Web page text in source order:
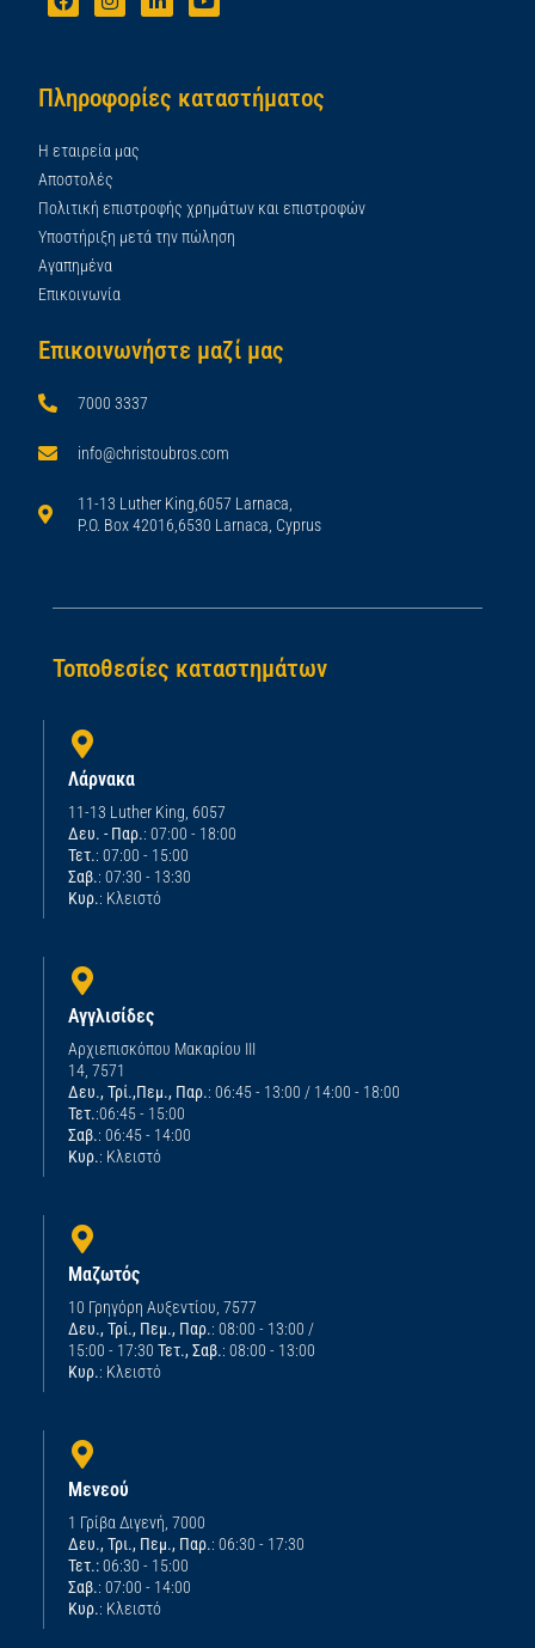
Πληροφορίες καταστήματος
Η εταιρεία μας
Αποστολές
Πολιτική επιστροφής χρημάτων και επιστροφών
Υποστήριξη μετά την πώληση
Αγαπημένα
Επικοινωνία
Επικοινωνήστε μαζί μας
7000 3337
info@christoubros.com
11-13 Luther King,6057 Larnaca,
P.O. Box 42016,6530 Larnaca, Cyprus
Τοποθεσίες καταστημάτων
Λάρνακα
11-13 Luther King, 6057
Δευ. - Παρ.: 07:00 - 18:00
Τετ.: 07:00 - 15:00
Σαβ.: 07:30 - 13:30
Κυρ.: Κλειστό
Αγγλισίδες
Αρχιεπισκόπου Μακαρίου ΙΙΙ
14, 7571
Δευ., Τρί.,Πεμ., Παρ.: 06:45 - 13:00 / 14:00 - 18:00
Τετ.:06:45 - 15:00
Σαβ.: 06:45 - 14:00
Κυρ.: Κλειστό
Μαζωτός
10 Γρηγόρη Αυξεντίου, 7577
Δευ., Τρί., Πεμ., Παρ.: 08:00 - 13:00 /
15:00 - 17:30 Τετ., Σαβ.: 08:00 - 13:00
Κυρ.: Κλειστό
Μενεού
1 Γρίβα Διγενή, 7000
Δευ., Τρι., Πεμ., Παρ.: 06:30 - 17:30
Τετ.:06:30 - 15:00
Σαβ.: 07:00 - 14:00
Κυρ.: Κλειστό